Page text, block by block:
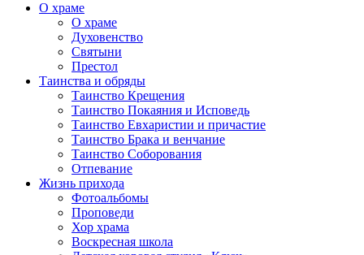
О храме
О храме
Духовенство
Святыни
Престол
Таинства и обряды
Таинство Крещения
Таинство Покаяния и Исповедь
Таинство Евхаристии и причастие
Таинство Брака и венчание
Таинство Соборования
Отпевание
Жизнь прихода
Фотоальбомы
Проповеди
Хор храма
Воскресная школа